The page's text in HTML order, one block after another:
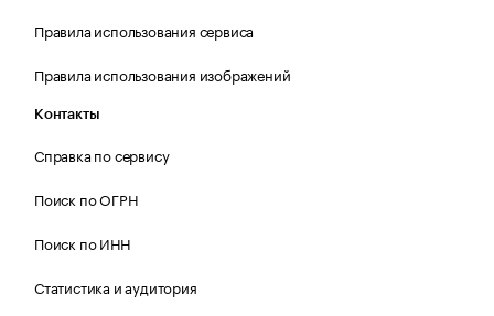
Правила использования сервиса
Правила использования изображений
Контакты
Справка по сервису
Поиск по ОГРН
Поиск по ИНН
Статистика и аудитория